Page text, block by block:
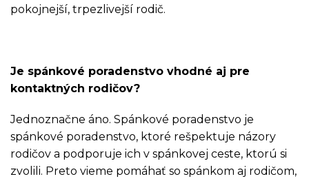
pokojnejší, trpezlivejší rodič.
Je spánkové poradenstvo vhodné aj pre
kontaktných rodičov?
Jednoznačne áno. Spánkové poradenstvo je
spánkové poradenstvo, ktoré rešpektuje názory
rodičov a podporuje ich v spánkovej ceste, ktorú si
zvolili. Preto vieme pomáhať so spánkom aj rodičom,